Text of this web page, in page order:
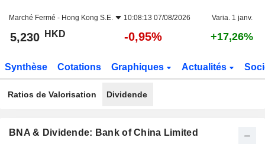
Marché Fermé - Hong Kong S.E. 10:08:13 07/08/2026 Varia. 1 janv.
5,230 HKD -0,95% +17,26%
Synthèse Cotations Graphiques Actualités
Ratios de Valorisation Dividende
BNA & Dividende: Bank of China Limited